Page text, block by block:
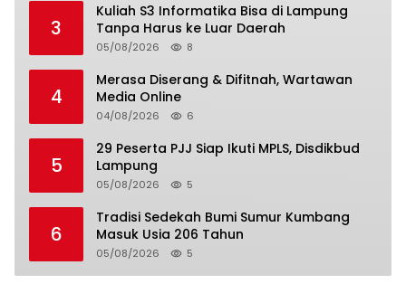
3
Kuliah S3 Informatika Bisa di Lampung
Tanpa Harus ke Luar Daerah
05/08/2026 8
4
Merasa Diserang & Difitnah, Wartawan
Media Online
04/08/2026 6
5
29 Peserta PJJ Siap Ikuti MPLS, Disdikbud
Lampung
05/08/2026 5
6
Tradisi Sedekah Bumi Sumur Kumbang
Masuk Usia 206 Tahun
05/08/2026 5